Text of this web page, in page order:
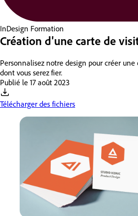
InDesign Formation
Création d'une carte de
Personnalisez notre design pour créer
dont vous serez fier.
Publié le 17 août 2023
Télécharger des fichiers